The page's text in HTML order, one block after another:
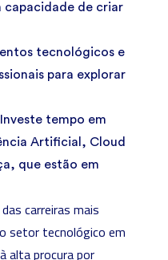
de criar
tecnológicos e
para explorar
Investe tempo em
Artificial , Cloud
, que estão em
carreiras mais
setor tecnológico em
alta procura por